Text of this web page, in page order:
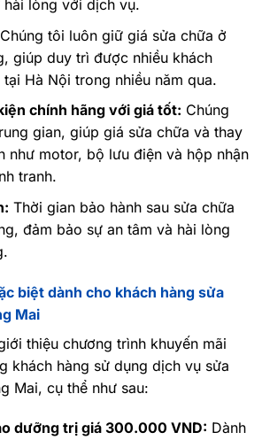
lòng với dịch vụ.
Chúng tôi luôn giữ giá sửa chữa ở
giúp duy trì được nhiều khách
tại Hà Nội trong nhiều năm qua.
chính hãng với giá tốt: Chúng
gian, giúp giá sửa chữa và thay
như motor, bộ lưu điện và hộp nhận
tranh.
Thời gian bảo hành sau sửa chữa
đảm bảo sự an tâm và hài lòng
biệt dành cho khách hàng sửa
Mai
thiệu chương trình khuyến mãi
khách hàng sử dụng dịch vụ sửa
Mai, cụ thể như sau:
dưỡng trị giá 300.000 VND: Dành